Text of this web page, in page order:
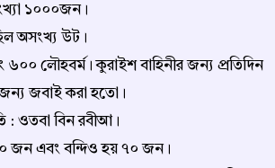
১০০০জন।
অসংখ্য উট।
লৌহবর্ম। কুরাইশ বাহিনীর জন্য প্রতিদিন
জবাই করা হতো।
: ওতবা বিন রবীআ।
জন এবং বন্দিও হয় ৭০ জন।